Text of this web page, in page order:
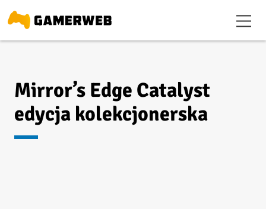
Mirror’s Edge Catalyst
edycja kolekcjonerska